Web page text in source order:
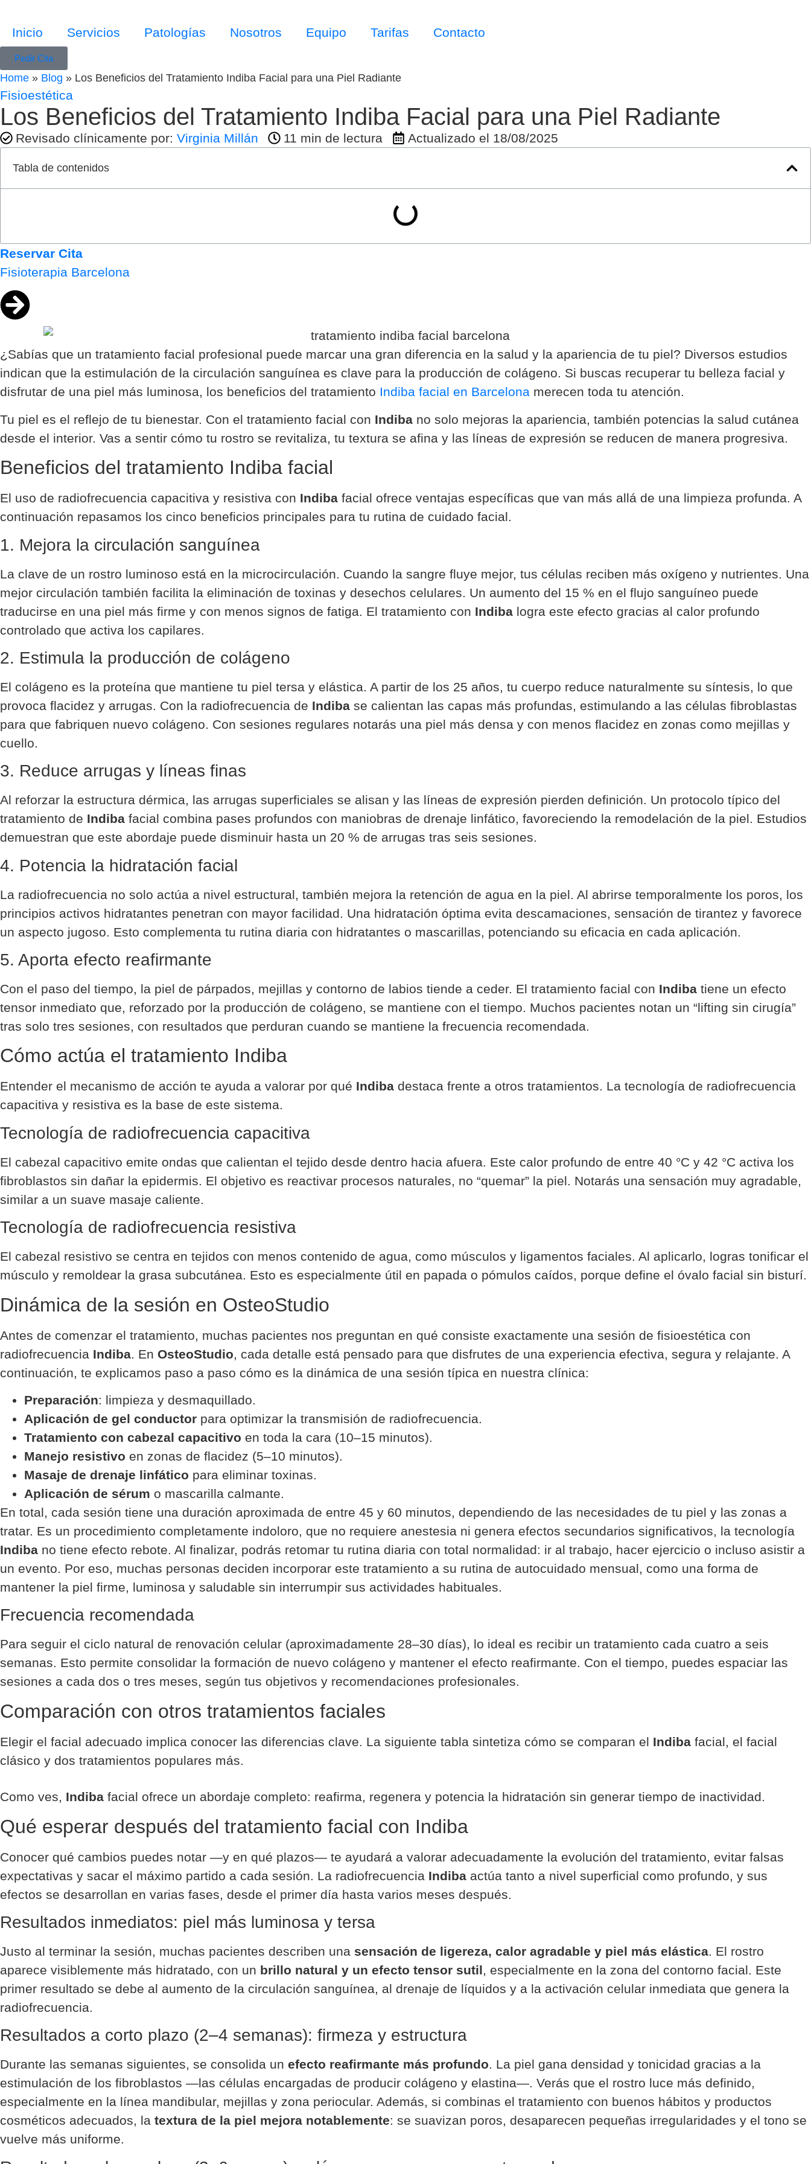
Inicio Servicios Patologías Nosotros Equipo Tarifas Contacto
Pedir Cita
Home » Blog » Los Beneficios del Tratamiento Indiba Facial para una Piel Radiante
Fisioestética
Los Beneficios del Tratamiento Indiba Facial para una Piel Radiante
Revisado clínicamente por: Virginia Millán 11 min de lectura Actualizado el 18/08/2025
Tabla de contenidos
Reservar Cita
Fisioterapia Barcelona
¿Sabías que un tratamiento facial profesional puede marcar una gran diferencia en la salud y la apariencia de tu piel? Diversos estudios
indican que la estimulación de la circulación sanguínea es clave para la producción de colágeno. Si buscas recuperar tu belleza facial y
disfrutar de una piel más luminosa, los beneficios del tratamiento Indiba facial en Barcelona merecen toda tu atención.
Tu piel es el reflejo de tu bienestar. Con el tratamiento facial con Indiba no solo mejoras la apariencia, también potencias la salud cutánea
desde el interior. Vas a sentir cómo tu rostro se revitaliza, tu textura se afina y las líneas de expresión se reducen de manera progresiva.
Beneficios del tratamiento Indiba facial
El uso de radiofrecuencia capacitiva y resistiva con Indiba facial ofrece ventajas específicas que van más allá de una limpieza profunda. A
continuación repasamos los cinco beneficios principales para tu rutina de cuidado facial.
1. Mejora la circulación sanguínea
La clave de un rostro luminoso está en la microcirculación. Cuando la sangre fluye mejor, tus células reciben más oxígeno y nutrientes. Una
mejor circulación también facilita la eliminación de toxinas y desechos celulares. Un aumento del 15 % en el flujo sanguíneo puede
traducirse en una piel más firme y con menos signos de fatiga. El tratamiento con Indiba logra este efecto gracias al calor profundo
controlado que activa los capilares.
2. Estimula la producción de colágeno
El colágeno es la proteína que mantiene tu piel tersa y elástica. A partir de los 25 años, tu cuerpo reduce naturalmente su síntesis, lo que
provoca flacidez y arrugas. Con la radiofrecuencia de Indiba se calientan las capas más profundas, estimulando a las células fibroblastas
para que fabriquen nuevo colágeno. Con sesiones regulares notarás una piel más densa y con menos flacidez en zonas como mejillas y
cuello.
3. Reduce arrugas y líneas finas
Al reforzar la estructura dérmica, las arrugas superficiales se alisan y las líneas de expresión pierden definición. Un protocolo típico del
tratamiento de Indiba facial combina pases profundos con maniobras de drenaje linfático, favoreciendo la remodelación de la piel. Estudios
demuestran que este abordaje puede disminuir hasta un 20 % de arrugas tras seis sesiones.
4. Potencia la hidratación facial
La radiofrecuencia no solo actúa a nivel estructural, también mejora la retención de agua en la piel. Al abrirse temporalmente los poros, los
principios activos hidratantes penetran con mayor facilidad. Una hidratación óptima evita descamaciones, sensación de tirantez y favorece
un aspecto jugoso. Esto complementa tu rutina diaria con hidratantes o mascarillas, potenciando su eficacia en cada aplicación.
5. Aporta efecto reafirmante
Con el paso del tiempo, la piel de párpados, mejillas y contorno de labios tiende a ceder. El tratamiento facial con Indiba tiene un efecto
tensor inmediato que, reforzado por la producción de colágeno, se mantiene con el tiempo. Muchos pacientes notan un “lifting sin cirugía”
tras solo tres sesiones, con resultados que perduran cuando se mantiene la frecuencia recomendada.
Cómo actúa el tratamiento Indiba
Entender el mecanismo de acción te ayuda a valorar por qué Indiba destaca frente a otros tratamientos. La tecnología de radiofrecuencia
capacitiva y resistiva es la base de este sistema.
Tecnología de radiofrecuencia capacitiva
El cabezal capacitivo emite ondas que calientan el tejido desde dentro hacia afuera. Este calor profundo de entre 40 °C y 42 °C activa los
fibroblastos sin dañar la epidermis. El objetivo es reactivar procesos naturales, no “quemar” la piel. Notarás una sensación muy agradable,
similar a un suave masaje caliente.
Tecnología de radiofrecuencia resistiva
El cabezal resistivo se centra en tejidos con menos contenido de agua, como músculos y ligamentos faciales. Al aplicarlo, logras tonificar el
músculo y remoldear la grasa subcutánea. Esto es especialmente útil en papada o pómulos caídos, porque define el óvalo facial sin bisturí.
Dinámica de la sesión en OsteoStudio
Antes de comenzar el tratamiento, muchas pacientes nos preguntan en qué consiste exactamente una sesión de fisioestética con
radiofrecuencia Indiba. En OsteoStudio, cada detalle está pensado para que disfrutes de una experiencia efectiva, segura y relajante. A
continuación, te explicamos paso a paso cómo es la dinámica de una sesión típica en nuestra clínica:
Preparación: limpieza y desmaquillado.
Aplicación de gel conductor para optimizar la transmisión de radiofrecuencia.
Tratamiento con cabezal capacitivo en toda la cara (10–15 minutos).
Manejo resistivo en zonas de flacidez (5–10 minutos).
Masaje de drenaje linfático para eliminar toxinas.
Aplicación de sérum o mascarilla calmante.
En total, cada sesión tiene una duración aproximada de entre 45 y 60 minutos, dependiendo de las necesidades de tu piel y las zonas a
tratar. Es un procedimiento completamente indoloro, que no requiere anestesia ni genera efectos secundarios significativos, la tecnología
Indiba no tiene efecto rebote. Al finalizar, podrás retomar tu rutina diaria con total normalidad: ir al trabajo, hacer ejercicio o incluso asistir a
un evento. Por eso, muchas personas deciden incorporar este tratamiento a su rutina de autocuidado mensual, como una forma de
mantener la piel firme, luminosa y saludable sin interrumpir sus actividades habituales.
Frecuencia recomendada
Para seguir el ciclo natural de renovación celular (aproximadamente 28–30 días), lo ideal es recibir un tratamiento cada cuatro a seis
semanas. Esto permite consolidar la formación de nuevo colágeno y mantener el efecto reafirmante. Con el tiempo, puedes espaciar las
sesiones a cada dos o tres meses, según tus objetivos y recomendaciones profesionales.
Comparación con otros tratamientos faciales
Elegir el facial adecuado implica conocer las diferencias clave. La siguiente tabla sintetiza cómo se comparan el Indiba facial, el facial
clásico y dos tratamientos populares más.
Como ves, Indiba facial ofrece un abordaje completo: reafirma, regenera y potencia la hidratación sin generar tiempo de inactividad.
Qué esperar después del tratamiento facial con Indiba
Conocer qué cambios puedes notar —y en qué plazos— te ayudará a valorar adecuadamente la evolución del tratamiento, evitar falsas
expectativas y sacar el máximo partido a cada sesión. La radiofrecuencia Indiba actúa tanto a nivel superficial como profundo, y sus
efectos se desarrollan en varias fases, desde el primer día hasta varios meses después.
Resultados inmediatos: piel más luminosa y tersa
Justo al terminar la sesión, muchas pacientes describen una sensación de ligereza, calor agradable y piel más elástica. El rostro
aparece visiblemente más hidratado, con un brillo natural y un efecto tensor sutil, especialmente en la zona del contorno facial. Este
primer resultado se debe al aumento de la circulación sanguínea, al drenaje de líquidos y a la activación celular inmediata que genera la
radiofrecuencia.
Resultados a corto plazo (2–4 semanas): firmeza y estructura
Durante las semanas siguientes, se consolida un efecto reafirmante más profundo. La piel gana densidad y tonicidad gracias a la
estimulación de los fibroblastos —las células encargadas de producir colágeno y elastina—. Verás que el rostro luce más definido,
especialmente en la línea mandibular, mejillas y zona periocular. Además, si combinas el tratamiento con buenos hábitos y productos
cosméticos adecuados, la textura de la piel mejora notablemente: se suavizan poros, desaparecen pequeñas irregularidades y el tono se
vuelve más uniforme.